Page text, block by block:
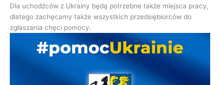
Dla uchodźców z Ukrainy będą potrzebne także miejsca pracy,
dlatego zachęcamy także wszystkich przedsiębiorców do
zgłaszania chęci pomocy.